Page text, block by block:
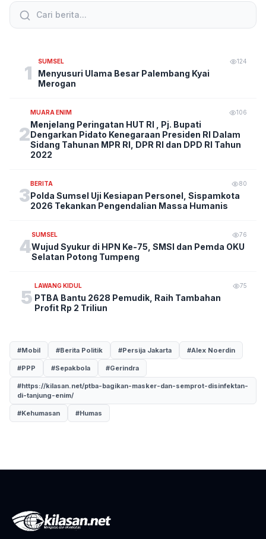
1
SUMSEL 124
Menyusuri Ulama Besar Palembang Kyai
Merogan
2
MUARA ENIM 106
Menjelang Peringatan HUT RI , Pj. Bupati
Dengarkan Pidato Kenegaraan Presiden RI Dalam
Sidang Tahunan MPR RI, DPR RI dan DPD RI Tahun
2022
3
BERITA 80
Polda Sumsel Uji Kesiapan Personel, Sispamkota
2026 Tekankan Pengendalian Massa Humanis
4
SUMSEL 76
Wujud Syukur di HPN Ke-75, SMSI dan Pemda OKU
Selatan Potong Tumpeng
5
LAWANG KIDUL 75
PTBA Bantu 2628 Pemudik, Raih Tambahan
Profit Rp 2 Triliun
#Mobil #Berita Politik #Persija Jakarta #Alex Noerdin
#PPP #Sepakbola #Gerindra
#https://kilasan.net/ptba-bagikan-masker-dan-semprot-disinfektan-
di-tanjung-enim/
#Kehumasan #Humas